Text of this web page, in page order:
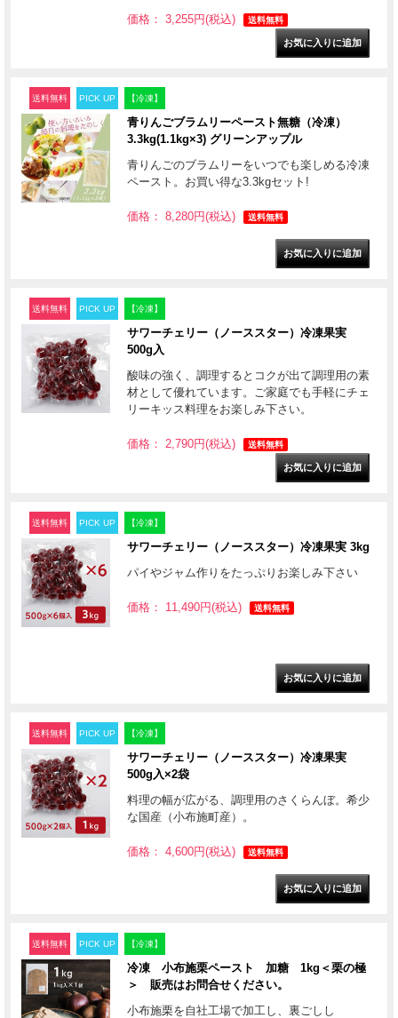
価格： 3,255円(税込) 送料無料
送料無料 PICK UP 【冷凍】
青りんごブラムリーペースト無糖（冷凍）
3.3kg(1.1kg×3) グリーンアップル
青りんごのブラムリーをいつでも楽しめる冷凍
ペースト。お買い得な3.3kgセット!
価格： 8,280円(税込) 送料無料
送料無料 PICK UP 【冷凍】
サワーチェリー（ノーススター）冷凍果実
500g入
酸味の強く、調理するとコクが出て調理用の素
材として優れています。ご家庭でも手軽にチェ
リーキッス料理をお楽しみ下さい。
価格： 2,790円(税込) 送料無料
送料無料 PICK UP 【冷凍】
サワーチェリー（ノーススター）冷凍果実 3kg
パイやジャム作りをたっぷりお楽しみ下さい
価格： 11,490円(税込) 送料無料
送料無料 PICK UP 【冷凍】
サワーチェリー（ノーススター）冷凍果実
500g入×2袋
料理の幅が広がる、調理用のさくらんぼ。希少
な国産（小布施町産）。
価格： 4,600円(税込) 送料無料
送料無料 PICK UP 【冷凍】
冷凍 小布施栗ペースト 加糖 1kg＜栗の極
＞ 販売はお問合せください。
小布施栗を自社工場で加工し、裏ごしし